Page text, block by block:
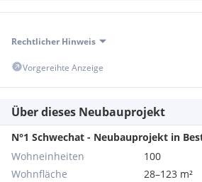
Rechtlicher Hinweis
Vorgereihte Anzeige
Über dieses Neubauprojekt
N°1 Schwechat - Neubauprojekt in
Wohneinheiten
100
Wohnfläche
28–123 m²